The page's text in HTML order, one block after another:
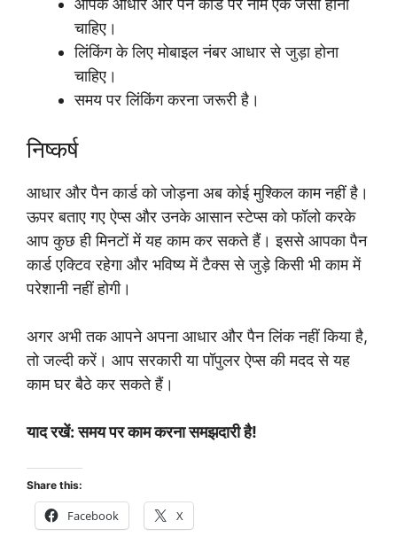
आपके आधार और पैन कार्ड पर नाम एक जैसा होना
चाहिए।
लिंकिंग के लिए मोबाइल नंबर आधार से जुड़ा होना
चाहिए।
समय पर लिंकिंग करना जरूरी है।
निष्कर्ष
आधार और पैन कार्ड को जोड़ना अब कोई मुश्किल काम नहीं है।
ऊपर बताए गए ऐप्स और उनके आसान स्टेप्स को फॉलो करके
आप कुछ ही मिनटों में यह काम कर सकते हैं। इससे आपका पैन
कार्ड एक्टिव रहेगा और भविष्य में टैक्स से जुड़े किसी भी काम में
परेशानी नहीं होगी।
अगर अभी तक आपने अपना आधार और पैन लिंक नहीं किया है,
तो जल्दी करें। आप सरकारी या पॉपुलर ऐप्स की मदद से यह
काम घर बैठे कर सकते हैं।
याद रखें: समय पर काम करना समझदारी है!
Share this:
Facebook X